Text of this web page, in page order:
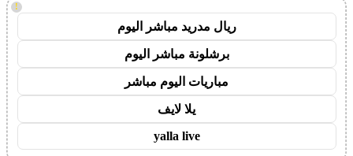
!
ريال مدريد مباشر اليوم
برشلونة مباشر اليوم
مباريات اليوم مباشر
يلا لايف
yalla live